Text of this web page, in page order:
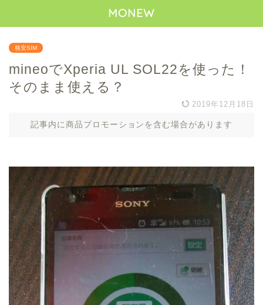
MONEW
格安SIM
mineoでXperia UL SOL22を使った！
そのまま使える？
2019年12月18日
記事内に商品プロモーションを含む場合があります